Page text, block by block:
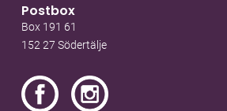
Postbox
Box 191 61
152 27 Södertälje